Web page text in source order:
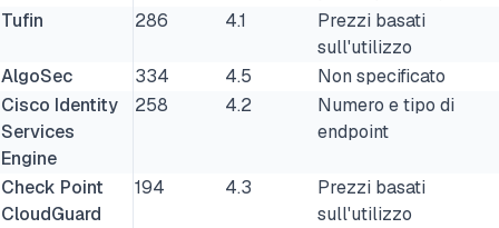
Tufin
286 4.1
Prezzi basati
sull'utilizzo
AlgoSec
334 4.5
Non specificato
Cisco Identity
Services
Engine
258 4.2
Numero e tipo di
endpoint
Check Point
CloudGuard
194 4.3
Prezzi basati
sull'utilizzo